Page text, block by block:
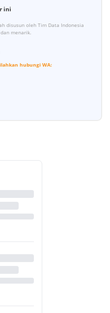
ini
disusun oleh Tim Data Indonesia
menarik.
hubungi WA: